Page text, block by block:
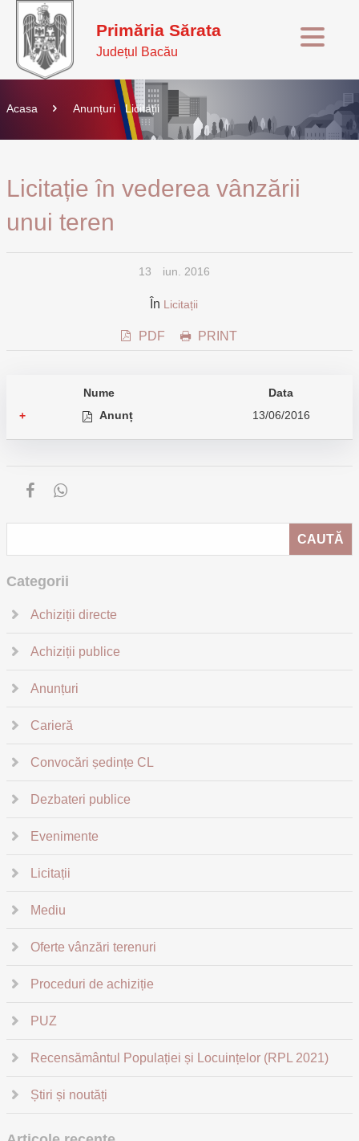
Primăria Sărata
Județul Bacău
Acasa Anunțuri Licitații
Licitație în vederea vânzării
unui teren
13 iun. 2016
În Licitații
PDF PRINT
Nume
Data
+
Anunț 13/06/2016
Categorii
Achiziții directe
Achiziții publice
Anunțuri
Carieră
Convocări ședințe CL
Dezbateri publice
Evenimente
Licitații
Mediu
Oferte vânzări terenuri
Proceduri de achiziție
PUZ
Recensământul Populației și Locuințelor (RPL 2021)
Știri și noutăți